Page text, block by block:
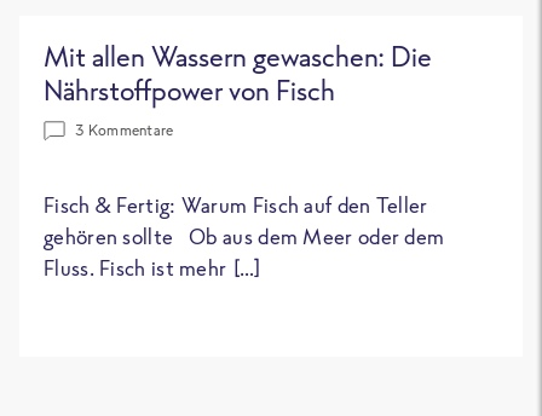
Mit allen Wassern gewaschen: Die
Nährstoffpower von Fisch
3 Kommentare
Fisch & Fertig: Warum Fisch auf den Teller
gehören sollte Ob aus dem Meer oder dem
Fluss. Fisch ist mehr […]